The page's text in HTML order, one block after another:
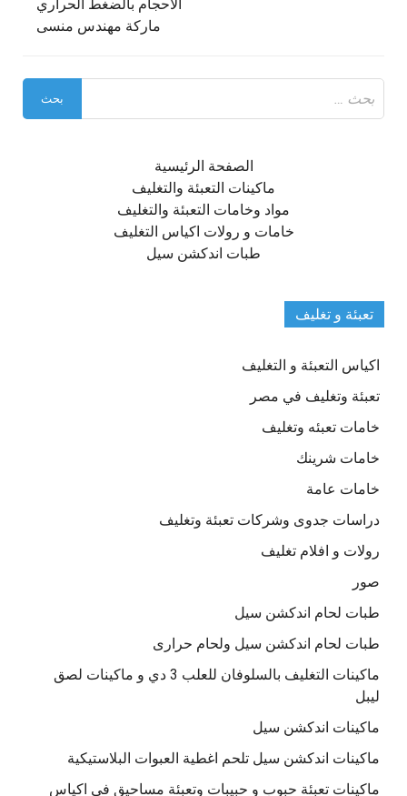
الاحجام بالضغط الحراري
ماركة مهندس منسى
عن:
الصفحة الرئيسية
ماكينات التعبئة والتغليف
مواد وخامات التعبئة والتغليف
خامات و رولات اكياس التغليف
طبات اندكشن سيل
تعبئة و تغليف
اكياس التعبئة و التغليف
تعبئة وتغليف في مصر
خامات تعبئه وتغليف
خامات شرينك
خامات عامة
دراسات جدوى وشركات تعبئة وتغليف
رولات و افلام تغليف
صور
طبات لحام اندكشن سيل
طبات لحام اندكشن سيل ولحام حرارى
ماكينات التغليف بالسلوفان للعلب 3 دي و ماكينات لصق
ليبل
ماكينات اندكشن سيل
ماكينات اندكشن سيل تلحم اغطية العبوات البلاستيكية
ماكينات تعبئة حبوب و حبيبات وتعبئة مساحيق في اكياس